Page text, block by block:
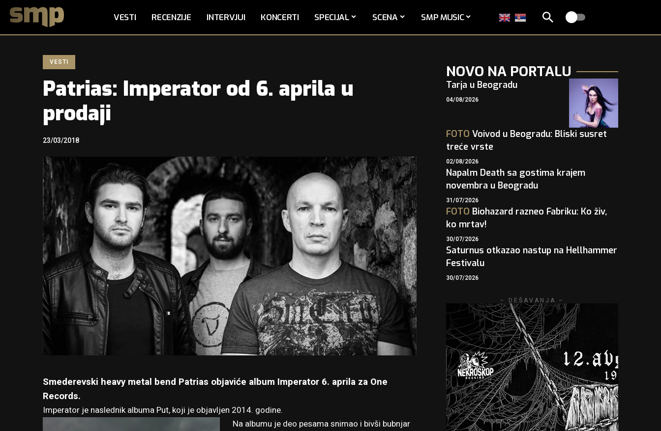
VESTI RECENZIJE INTERVJUI KONCERTI SPECIJAL SCENA SMP MUSIC
VESTI
Patrias: Imperator od 6. aprila u
prodaji
23/03/2018
Smederevski heavy metal bend Patrias objaviće album Imperator 6. aprila za One
Records.
Imperator je naslednik albuma Put, koji je objavljen 2014. godine.
Na albumu je deo pesama snimao i bivši bubnjar
NOVO NA PORTALU
Tarja u Beogradu
04/08/2026
FOTO Voivod u Beogradu: Bliski susret
treće vrste
02/08/2026
Napalm Death sa gostima krajem
novembra u Beogradu
31/07/2026
FOTO Biohazard razneo Fabriku: Ko živ,
ko mrtav!
30/07/2026
Saturnus otkazao nastup na Hellhammer
Festivalu
30/07/2026
– DEŠAVANJA –